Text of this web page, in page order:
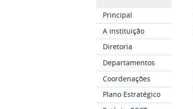
Principal
A instituição
Diretoria
Departamentos
Coordenações
Plano Estratégico